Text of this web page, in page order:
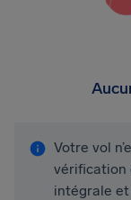
Votre vol
vérification
intégrale